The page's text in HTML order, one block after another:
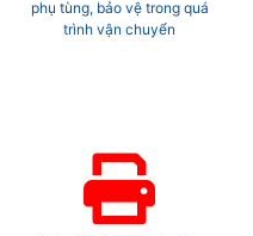
phụ tùng, bảo vệ trong quá
trình vận chuyển